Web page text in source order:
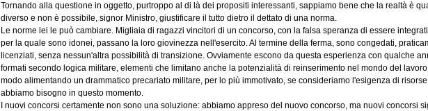
Tornando alla questione in oggetto, purtroppo al di là dei propositi interessanti, sappiamo bene che la realtà è
diverso e non è possibile, signor Ministro, giustificare il tutto dietro il dettato di una norma.
Le norme lei le può cambiare. Migliaia di ragazzi vincitori di un concorso, con la falsa speranza di essere
per la quale sono idonei, passano la loro giovinezza nell'esercito. Al termine della ferma, sono congedati,
licenziati, senza nessun'altra possibilità di transizione. Ovviamente escono da questa esperienza con qualche
formati secondo logica militare, elementi che limitano anche la potenzialità di reinserimento nel mondo del
modo alimentando un drammatico precariato militare, per lo più immotivato, se consideriamo l'esigenza di
abbiamo bisogno in questo momento.
I nuovi concorsi certamente non sono una soluzione: abbiamo appreso del nuovo concorso, ma nuovi concorsi